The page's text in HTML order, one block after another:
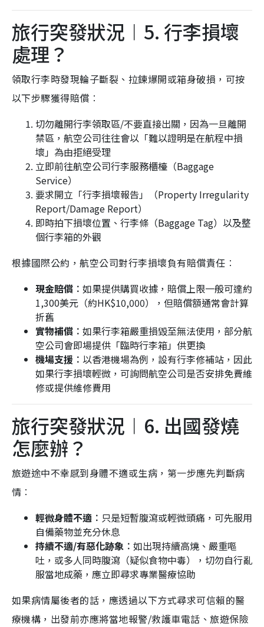
旅行突發狀況︱5. 行李損壞
處理？
領取行李時發現輪子斷裂、拉鍊爆開或箱身破損，可按
以下步驟獲得賠償︰
切勿離開行李領取區/不要直接出關，因為一旦離開
禁區，航空公司往往會以「難以證明是在航程中損
壞」為由拒絕受理
立即前往航空公司行李服務櫃檯（Baggage
Service）
要求開立「行李損壞報告」（Property Irregularity
Report/Damage Report）
即時拍下損壞位置、行李條（Baggage Tag）以及整
個行李箱的外觀
根據國際公約，航空公司對行李損壞負有賠償責任︰
現金賠償︰ 如果提供購買收據，賠償上限一般可達約
1,300美元（約HK$10,000），但賠償額通常會計算
折舊
實物補償︰ 如果行李箱嚴重損毀至無法使用，部分航
空公司會即場提供「臨時行李箱」供更換
機場支援︰ 以香港機場為例，設有行李修補站，因此
如果行李損壞輕微，可詢問航空公司是否安排免費維
修或提供維修費用
旅行突發狀況︱6. 出國發燒
怎麼辦？
旅遊途中不幸感到身體不適或生病，第一步應先判斷病
情︰
輕微身體不適︰ 只是短暫腹瀉或輕微頭痛，可先服用
自備藥物並充分休息
持續不適/有惡化跡象︰ 如出現持續高燒、嚴重嘔
吐，或多人同時腹瀉（疑似食物中毒），切勿自行亂
服當地成藥，應立即尋求專業醫療協助
如果病情屬後者的話，應透過以下方式尋求可信賴的醫
療機構，出發前亦應將當地報警/救護車電話、旅遊保險